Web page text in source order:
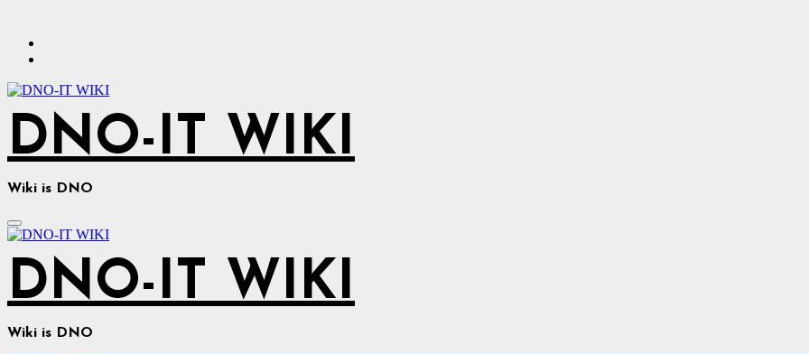
содержимому
DNO-IT WIKI
Wiki is DNO
DNO-IT WIKI
Wiki is DNO